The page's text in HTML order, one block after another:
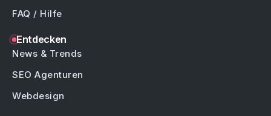
FAQ / Hilfe
Entdecken
News & Trends
SEO Agenturen
Webdesign